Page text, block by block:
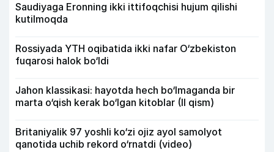
Saudiyaga Eronning ikki ittifoqchisi hujum qilishi
kutilmoqda
Rossiyada YTH oqibatida ikki nafar O‘zbekiston
fuqarosi halok bo‘ldi
Jahon klassikasi: hayotda hech bo‘lmaganda bir
marta o‘qish kerak bo‘lgan kitoblar (II qism)
Britaniyalik 97 yoshli ko‘zi ojiz ayol samolyot
qanotida uchib rekord o‘rnatdi (video)